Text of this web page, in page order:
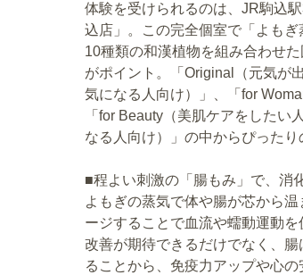
体験を受けられるのは、JR駒込
込店」。この完全個室で「よも
10種類の和漢植物を組み合わせ
がポイント。「Original（元気が
気になる人向け）」、「for
「for Beauty（美肌ケアをした
なる人向け）」の中からぴった
■程よい刺激の「腸もみ」で、消
よもぎの蒸気で体や腸が芯から
ージすることで血流や蠕動運動
改善が期待できるだけでなく、
ることから、免疫力アップや心